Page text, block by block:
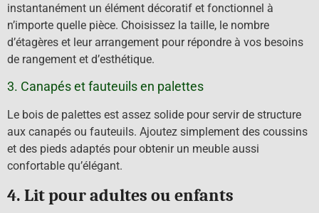
instantanément un élément décoratif et fonctionnel à
n’importe quelle pièce. Choisissez la taille, le nombre
d’étagères et leur arrangement pour répondre à vos besoins
de rangement et d’esthétique.
3. Canapés et fauteuils en palettes
Le bois de palettes est assez solide pour servir de structure
aux canapés ou fauteuils. Ajoutez simplement des coussins
et des pieds adaptés pour obtenir un meuble aussi
confortable qu’élégant.
4. Lit pour adultes ou enfants